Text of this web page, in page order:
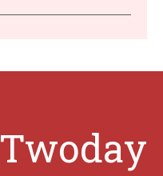
Twoday טודיי